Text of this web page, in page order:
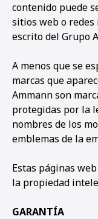
contenido puede
sitios web o
escrito del Grupo
A menos que se
marcas que
Ammann son
protegidas por la
nombres de los
emblemas de la
Estas páginas
la propiedad
GARANTÍA